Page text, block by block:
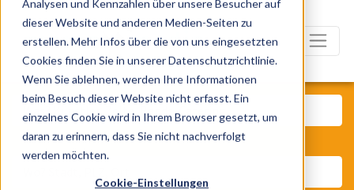
Analysen und Kennzahlen über unsere Besucher auf
dieser Website und anderen Medien-Seiten zu
erstellen. Mehr Infos über die von uns eingesetzten
Cookies finden Sie in unserer Datenschutzrichtlinie.
Wenn Sie ablehnen, werden Ihre Informationen
beim Besuch dieser Website nicht erfasst. Ein
einzelnes Cookie wird in Ihrem Browser gesetzt, um
daran zu erinnern, dass Sie nicht nachverfolgt
werden möchten.
Cookie-Einstellungen
Was? Künstler, Zelte, Bands,